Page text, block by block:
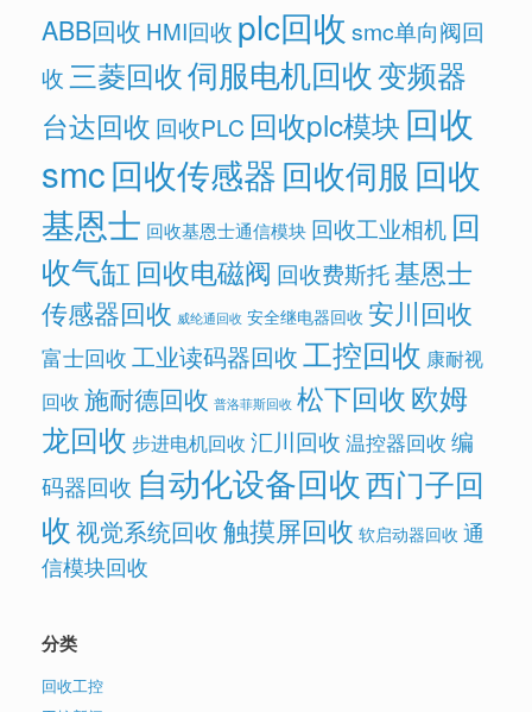
ABB回收 HMI回收 plc回收 smc单向阀回
收 三菱回收伺服电机回收变频器
台达回收 回收PLC 回收plc模块 回收
smc回收传感器回收伺服 回收
基恩士 回收基恩士通信模块 回收工业相机 回
收气缸 回收电磁阀 回收费斯托基恩士
传感器回收 威纶通回收 安全继电器回收 安川回收
富士回收 工业读码器回收工控回收 康耐视
回收 施耐德回收 普洛菲斯回收 松下回收欧姆
龙回收 步进电机回收 汇川回收 温控器回收 编
码器回收 自动化设备回收西门子回
收视觉系统回收触摸屏回收 软启动器回收 通
信模块回收
分类
回收工控